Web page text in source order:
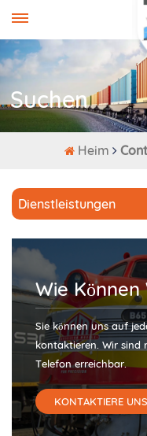
Suchen
Heim
Dienstleistungen
Wie
Sie können uns auf
kontaktieren. Wir sind
Telefon erreichbar.
KONTAKTIERE UNS